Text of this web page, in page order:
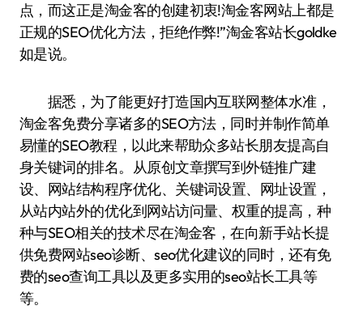
点，而这正是淘金客的创建初衷!淘金客网站上都是
正规的SEO优化方法，拒绝作弊!”淘金客站长goldke
如是说。
据悉，为了能更好打造国内互联网整体水准，
淘金客免费分享诸多的SEO方法，同时并制作简单
易懂的SEO教程，以此来帮助众多站长朋友提高自
身关键词的排名。从原创文章撰写到外链推广建
设、网站结构程序优化、关键词设置、网址设置，
从站内站外的优化到网站访问量、权重的提高，种
种与SEO相关的技术尽在淘金客，在向新手站长提
供免费网站seo诊断、seo优化建议的同时，还有免
费的seo查询工具以及更多实用的seo站长工具等
等。